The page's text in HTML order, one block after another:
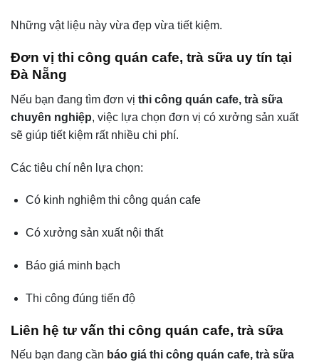
Những vật liệu này vừa đẹp vừa tiết kiệm.
Đơn vị thi công quán cafe, trà sữa uy tín tại
Đà Nẵng
Nếu bạn đang tìm đơn vị thi công quán cafe, trà sữa
chuyên nghiệp, việc lựa chọn đơn vị có xưởng sản xuất
sẽ giúp tiết kiệm rất nhiều chi phí.
Các tiêu chí nên lựa chọn:
Có kinh nghiệm thi công quán cafe
Có xưởng sản xuất nội thất
Báo giá minh bạch
Thi công đúng tiến độ
Liên hệ tư vấn thi công quán cafe, trà sữa
Nếu bạn đang cần báo giá thi công quán cafe, trà sữa